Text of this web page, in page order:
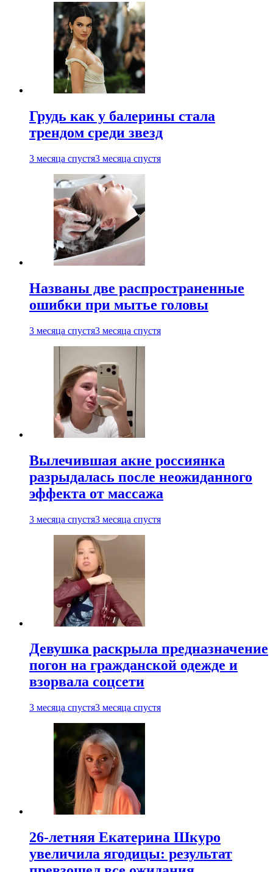
Грудь как у балерины стала
трендом среди звезд
3 месяца спустя3 месяца спустя
Названы две распространенные
ошибки при мытье головы
3 месяца спустя3 месяца спустя
Вылечившая акне россиянка
разрыдалась после неожиданного
эффекта от массажа
3 месяца спустя3 месяца спустя
Девушка раскрыла предназначение
погон на гражданской одежде и
взорвала соцсети
3 месяца спустя3 месяца спустя
26-летняя Екатерина Шкуро
увеличила ягодицы: результат